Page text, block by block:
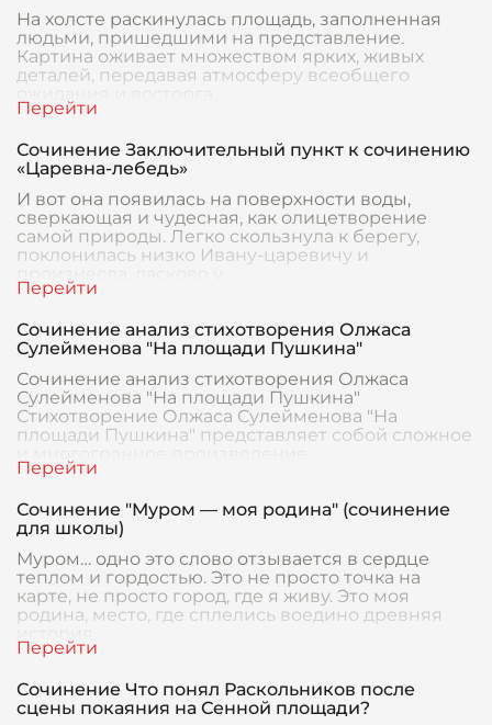
На холсте раскинулась площадь, заполненная
людьми, пришедшими на представление.
Картина оживает множеством ярких, живых
деталей, передавая атмосферу всеобщего
Сочинение Заключительный пункт к сочинению
«Царевна-лебедь»
И вот она появилась на поверхности воды,
сверкающая и чудесная, как олицетворение
самой природы. Легко скользнула к берегу,
поклонилась низко Ивану-царевичу и
Сочинение анализ стихотворения Олжаса
Сулейменова "На площади Пушкина"
Сочинение анализ стихотворения Олжаса
Сулейменова "На площади Пушкина"
Стихотворение Олжаса Сулейменова "На
площади Пушкина" представляет собой сложное
Сочинение "Муром — моя родина" (сочинение
для школы)
Муром… одно это слово отзывается в сердце
теплом и гордостью. Это не просто точка на
карте, не просто город, где я живу. Это моя
родина, место, где сплелись воедино древняя
Сочинение Что понял Раскольников после
сцены покаяния на Сенной площади?